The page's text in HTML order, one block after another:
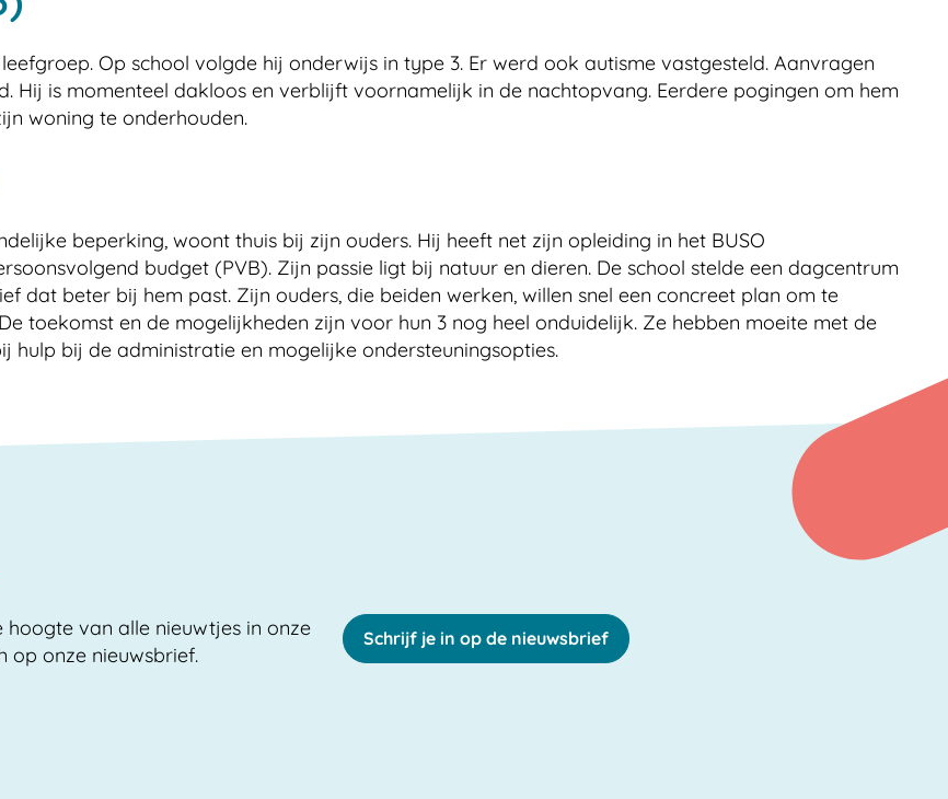
Op school volgde hij onderwijs in type 3. Er werd ook autisme vastgesteld. Aanvragen
Hij is momenteel dakloos en verblijft voornamelijk in de nachtopvang. Eerdere pogingen om hem
woning te onderhouden.
beperking, woont thuis bij zijn ouders. Hij heeft net zijn opleiding in het BUSO
budget (PVB). Zijn passie ligt bij natuur en dieren. De school stelde een dagcentrum
dat beter bij hem past. Zijn ouders, die beiden werken, willen snel een concreet plan om te
toekomst en de mogelijkheden zijn voor hun 3 nog heel onduidelijk. Ze hebben moeite met de
bij de administratie en mogelijke ondersteuningsopties.
van alle nieuwtjes in onze
op onze nieuwsbrief.
Schrijf je in op de nieuwsbrief